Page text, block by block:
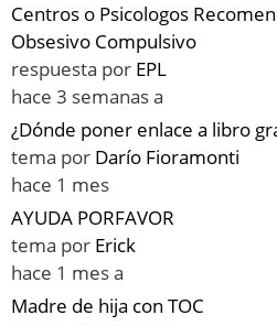
Centros o Psicologos
Obsesivo Compulsivo
respuesta por EPL
hace 3 semanas a
¿Dónde poner enlace a libro
tema por Darío Fioramonti
hace 1 mes
AYUDA PORFAVOR
tema por Erick
hace 1 mes a
Madre de hija con TOC